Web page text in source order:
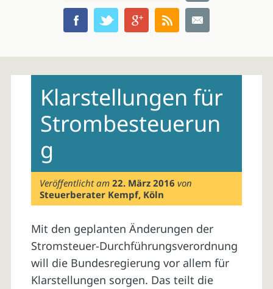
contentKlarstellungen für
Strombesteuerun
g
Veröffentlicht am22. März 2016 von
Steuerberater Kempf, Köln
Mit den geplanten Änderungen der
Stromsteuer-Durchführungsverordnung
will die Bundesregierung vor allem für
Klarstellungen sorgen. Das teilt die